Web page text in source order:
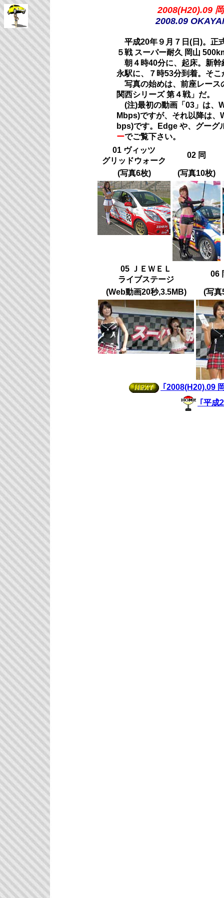
2008(H20).09
2008.09
平成20年９月７日(日)。正
５戦 スーパー耐久 岡山
朝４時40分に、起床。新幹
永駅に、７時53分到着。そ
写真の始めは、前座レース
関西シリーズ 第４戦」だ。
(注)最初の動画「03」は、
Mbps)ですが、それ以降は
bps)です。Edge や、グーグ
ーでご覧下さい。
01 ヴィッツ
グリッドウォーク
02 同
(写真6枚) (写真10枚)
05 ＪＥＷＥＬ
ライブステージ
06
(Web動画20秒,3.5MB) (写真
｢2008(H20).09
｢平成